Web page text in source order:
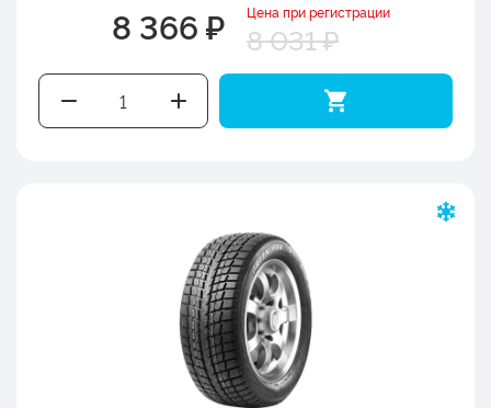
8 366 ₽ Цена при регистрации
8 031 ₽